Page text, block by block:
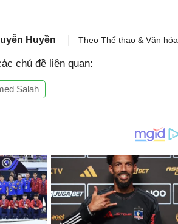
Huyền Theo Thể thao & Văn hóa
chủ đề liên quan:
Salah